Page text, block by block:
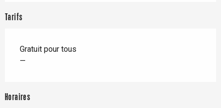
Tarifs
Gratuit pour tous
—
Horaires